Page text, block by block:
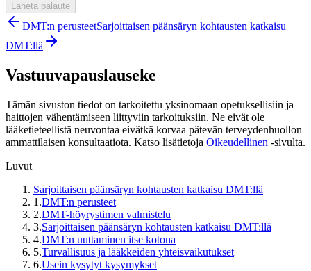
Lähetä palaute
DMT:n perusteetSarjoittaisen päänsäryn kohtausten katkaisu
DMT:llä
Vastuuvapauslauseke
Tämän sivuston tiedot on tarkoitettu yksinomaan opetuksellisiin ja
haittojen vähentämiseen liittyviin tarkoituksiin. Ne eivät ole
lääketieteellistä neuvontaa eivätkä korvaa pätevän terveydenhuollon
ammattilaisen konsultaatiota. Katso lisätietoja Oikeudellinen -sivulta.
Luvut
Sarjoittaisen päänsäryn kohtausten katkaisu DMT:llä
1 .DMT:n perusteet
2.DMT-höyrystimen valmistelu
3.Sarjoittaisen päänsäryn kohtausten katkaisu DMT:llä
4.DMT:n uuttaminen itse kotona
5.Turvallisuus ja lääkkeiden yhteisvaikutukset
6.Usein kysytyt kysymykset